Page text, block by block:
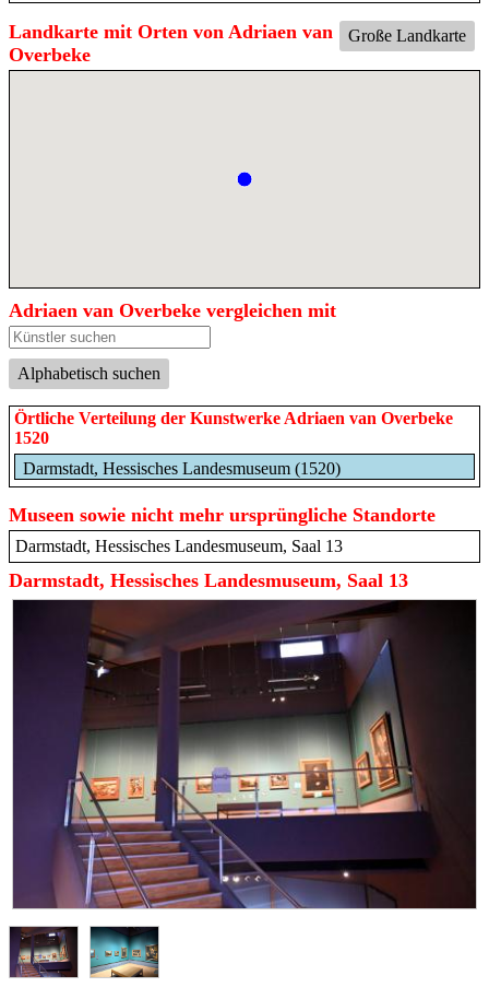
Große Landkarte
Landkarte mit Orten von Adriaen van
Overbeke
Adriaen van Overbeke vergleichen mit
Alphabetisch suchen
Örtliche Verteilung der Kunstwerke Adriaen van Overbeke
1520
Darmstadt, Hessisches Landesmuseum (1520)
Museen sowie nicht mehr ursprüngliche Standorte
Darmstadt, Hessisches Landesmuseum, Saal 13
Darmstadt, Hessisches Landesmuseum, Saal 13